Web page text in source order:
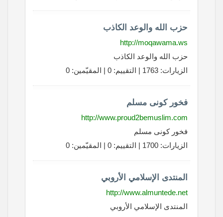
حزب الله والوعد الكاذب
http://moqawama.ws
حزب الله والوعد الكاذب
الزيارات: 1763 | التقييم: 0 | المقيّمين: 0
فخور كونى مسلم
http://www.proud2bemuslim.com
فخور كونى مسلم
الزيارات: 1700 | التقييم: 0 | المقيّمين: 0
المنتدى الإسلامي الأروبي
http://www.almuntede.net
المنتدى الإسلامي الأروبي